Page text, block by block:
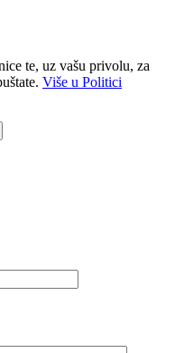
te, uz vašu privolu, za
Više u Politici